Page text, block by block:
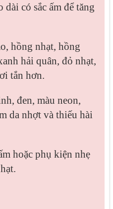
dài có sắc ấm để tăng
hồng nhạt, hồng
hải quân, đỏ nhạt,
tắn hơn.
đen, màu neon,
da nhợt và thiếu hài
hoặc phụ kiện nhẹ